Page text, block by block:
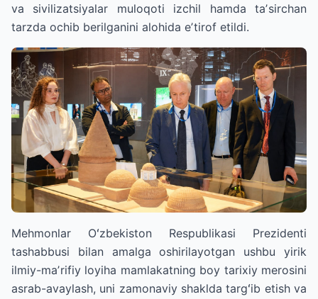
va sivilizatsiyalar muloqoti izchil hamda taʼsirchan
tarzda ochib berilganini alohida eʼtirof etildi.
Mehmonlar Oʻzbekiston Respublikasi Prezidenti
tashabbusi bilan amalga oshirilayotgan ushbu yirik
ilmiy-maʼrifiy loyiha mamlakatning boy tarixiy merosini
asrab-avaylash, uni zamonaviy shaklda targʻib etish va